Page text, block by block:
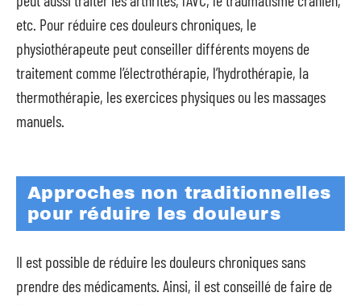
etc. Pour réduire ces douleurs chroniques, le
physiothérapeute peut conseiller différents moyens de
traitement comme l’électrothérapie, l’hydrothérapie, la
thermothérapie, les exercices physiques ou les massages
manuels.
Approches non traditionnelles
pour réduire les douleurs
Il est possible de réduire les douleurs chroniques sans
prendre des médicaments. Ainsi, il est conseillé de faire de